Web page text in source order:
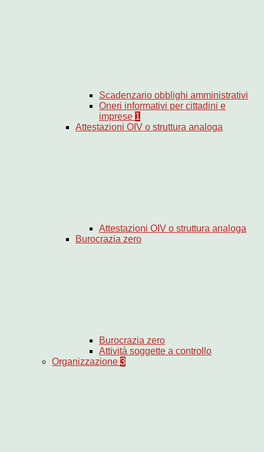
Scadenzario obblighi amministrativi
Oneri informativi per cittadini e
imprese 1
Attestazioni OIV o struttura analoga
Attestazioni OIV o struttura analoga
Burocrazia zero
Burocrazia zero
Attività soggette a controllo
Organizzazione 3